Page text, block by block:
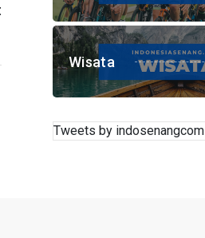
Wisata
Tweets by indosenangcom